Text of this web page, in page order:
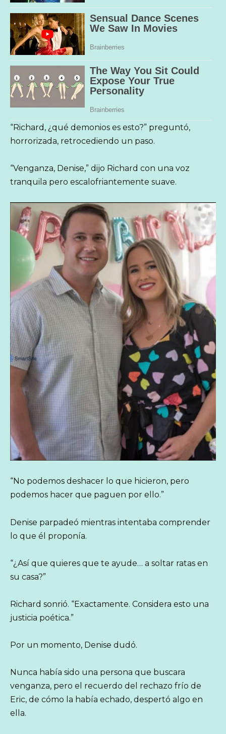
“Richard, ¿qué demonios es esto?” preguntó,
horrorizada, retrocediendo un paso.
“Venganza, Denise,” dijo Richard con una voz
tranquila pero escalofriantemente suave.
“No podemos deshacer lo que hicieron, pero
podemos hacer que paguen por ello.”
Denise parpadeó mientras intentaba comprender
lo que él proponía.
“¿Así que quieres que te ayude… a soltar ratas en
su casa?”
Richard sonrió. “Exactamente. Considera esto una
justicia poética.”
Por un momento, Denise dudó.
Nunca había sido una persona que buscara
venganza, pero el recuerdo del rechazo frío de
Eric, de cómo la había echado, despertó algo en
ella.